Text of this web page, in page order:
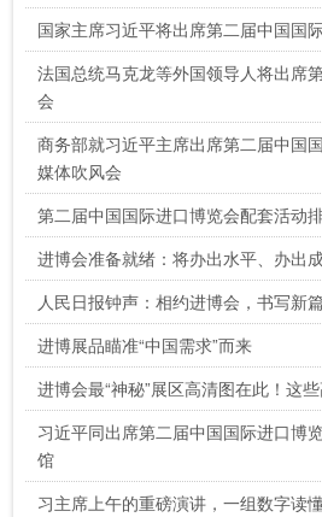
国家主席习近平将出席第二届中国国
法国总统马克龙等外国领导人将出席
会
商务部就习近平主席出席第二届中国
媒体吹风会
第二届中国国际进口博览会配套活动
进博会准备就绪：将办出水平、办出
人民日报钟声：相约进博会，书写新
进博展品瞄准“中国需求”而来
进博会最“神秘”展区高清图在此！这
习近平同出席第二届中国国际进口博
馆
习主席上午的重磅演讲，一组数字读